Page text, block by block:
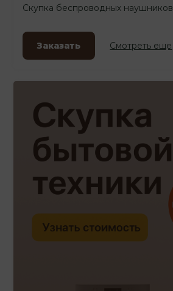
Скупка беспроводных наушников
Заказать Смотреть еще